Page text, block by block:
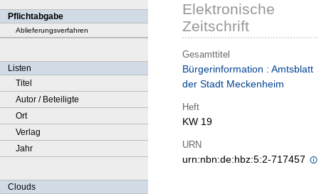
Pflichtabgabe
Ablieferungsverfahren
Listen
Titel
Autor / Beteiligte
Ort
Verlag
Jahr
Clouds
Elektronische
Zeitschrift
Gesamttitel
Bürgerinformation : Amtsblatt
der Stadt Meckenheim
Heft
KW 19
URN
urn:nbn:de:hbz:5:2-717457